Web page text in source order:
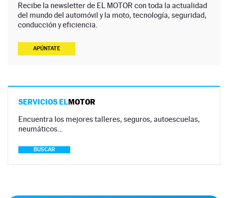
Recibe la newsletter de EL MOTOR con toda la actualidad
del mundo del automóvil y la moto, tecnología, seguridad,
conducción y eficiencia.
APÚNTATE
SERVICIOS ELMOTOR
Encuentra los mejores talleres, seguros, autoescuelas,
neumáticos…
BUSCAR